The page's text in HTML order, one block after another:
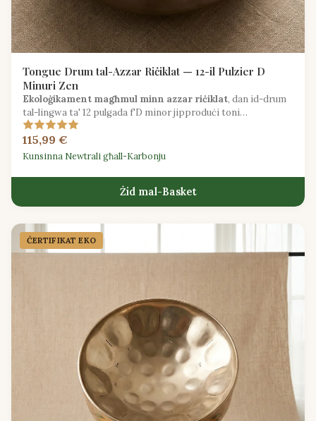
Tongue Drum tal-Azzar Riċiklat — 12-il Pulzier D
Minuri Zen
Ekoloġikament magħmul minn azzar riċiklat, dan id-drum
tal-lingwa ta' 12 pulgada f'D minor jipproduċi toni
profondament kalmi ideali għall-meditazzjoni u l-għajnuna
bil-ħoss.
115,99 €
Kunsinna Newtrali għall-Karbonju
Żid mal-Basket
ĊERTIFIKAT EKO